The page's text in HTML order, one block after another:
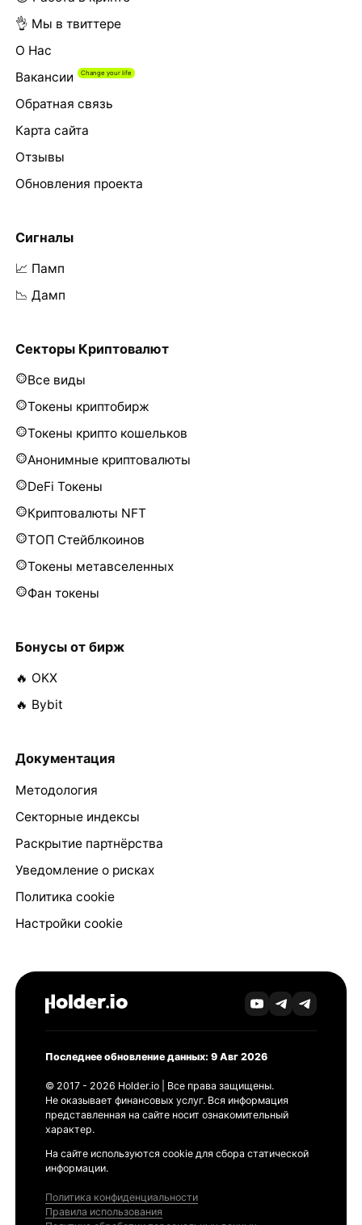
👌 Мы в твиттере
О Нас
Вакансии
Обратная связь
Карта сайта
Отзывы
Обновления проекта
Сигналы
📈 Памп
📉 Дамп
Секторы Криптовалют
Все виды
Токены криптобирж
Токены крипто кошельков
Анонимные криптовалюты
DeFi Токены
Криптовалюты NFT
ТОП Стейблкоинов
Токены метавселенных
Фан токены
Бонусы от бирж
🔥 OKX
🔥 Bybit
Документация
Методология
Секторные индексы
Раскрытие партнёрства
Уведомление о рисках
Политика cookie
Настройки cookie
Последнее обновление данных: 9 Авг 2026
© 2017 - 2026 Holder.io | Все права защищены.
Не оказывает финансовых услуг. Вся информация
представленная на сайте носит ознакомительный
характер.
На сайте используются cookie для сбора статической
информации.
Политика конфиденциальности
Правила использования